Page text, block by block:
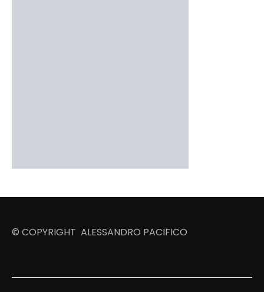
© COPYRIGHT ALESSANDRO PACIFICO